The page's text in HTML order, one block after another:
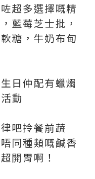
超多選擇嘅精
藍莓芝士批，
糖，牛奶布甸
日仲配有蠟燭
動
吧拎餐前蔬
同種類嘅鹹香
開胃啊！